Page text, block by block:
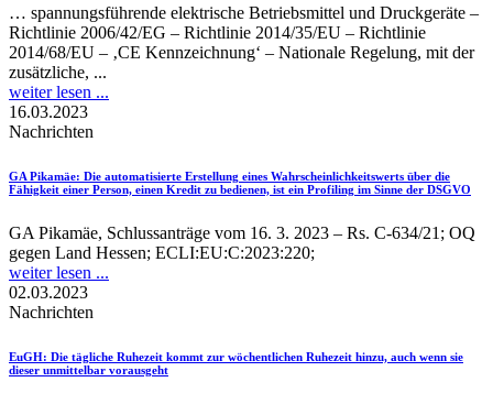
… spannungsführende elektrische Betriebsmittel und Druckgeräte –
Richtlinie 2006/42/EG – Richtlinie 2014/35/EU – Richtlinie
2014/68/EU – ‚CE Kennzeichnung‘ – Nationale Regelung, mit der
zusätzliche, ...
weiter lesen ...
16.03.2023
Nachrichten
GA Pikamäe: Die automatisierte Erstellung eines Wahrscheinlichkeitswerts über die
Fähigkeit einer Person, einen Kredit zu bedienen, ist ein Profiling im Sinne der DSGVO
GA Pikamäe, Schlussanträge vom 16. 3. 2023 – Rs. C-634/21; OQ
gegen Land Hessen; ECLI:EU:C:2023:220;
weiter lesen ...
02.03.2023
Nachrichten
EuGH: Die tägliche Ruhezeit kommt zur wöchentlichen Ruhezeit hinzu, auch wenn sie
dieser unmittelbar vorausgeht